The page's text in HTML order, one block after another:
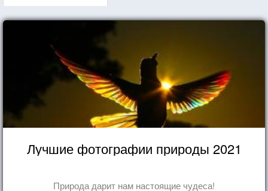
Лучшие фотографии природы 2021
Природа дарит нам настоящие чудеса!